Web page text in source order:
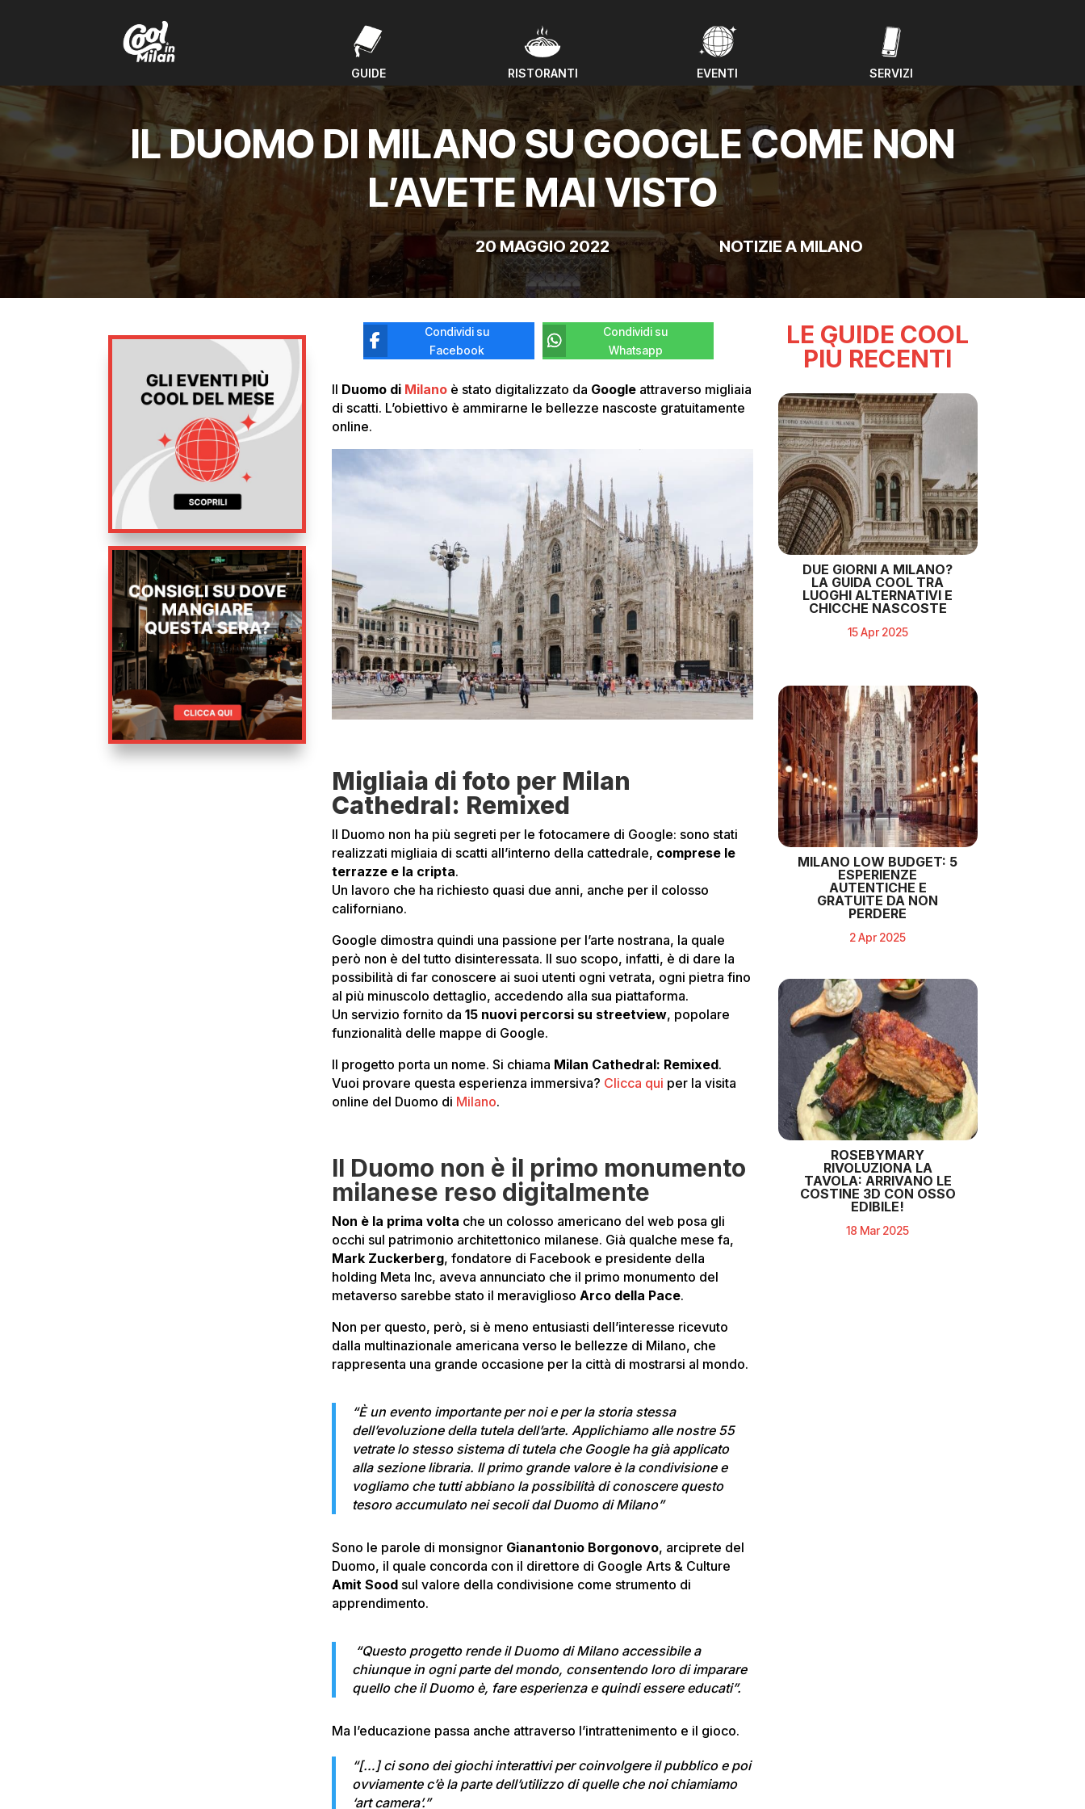
GUIDE RISTORANTI EVENTI SERVIZI
IL DUOMO DI MILANO SU GOOGLE COME NON
L’AVETE MAI VISTO
20 MAGGIO 2022 NOTIZIE A MILANO
Condividi su
Facebook
Condividi su
Whatsapp
Il Duomo di Milano è stato digitalizzato da Google attraverso migliaia
di scatti. L’obiettivo è ammirarne le bellezze nascoste gratuitamente
online.
Migliaia di foto per Milan
Cathedral: Remixed
Il Duomo non ha più segreti per le fotocamere di Google: sono stati
realizzati migliaia di scatti all’interno della cattedrale, comprese le
terrazze e la cripta.
Un lavoro che ha richiesto quasi due anni, anche per il colosso
californiano.
Google dimostra quindi una passione per l’arte nostrana, la quale
però non è del tutto disinteressata. Il suo scopo, infatti, è di dare la
possibilità di far conoscere ai suoi utenti ogni vetrata, ogni pietra fino
al più minuscolo dettaglio, accedendo alla sua piattaforma.
Un servizio fornito da15 nuovi percorsi su streetview, popolare
funzionalità delle mappe di Google.
Il progetto porta un nome. Si chiama Milan Cathedral: Remixed.
Vuoi provare questa esperienza immersiva? Clicca qui per la visita
online del Duomo di Milano.
Il Duomo non è il primo monumento
milanese reso digitalmente
Non è la prima volta che un colosso americano del web posa gli
occhi sul patrimonio architettonico milanese. Già qualche mese fa,
Mark Zuckerberg, fondatore di Facebook e presidente della
holding Meta Inc, aveva annunciato che il primo monumento del
metaverso sarebbe stato il meravigliosoArco della Pace.
Non per questo, però, si è meno entusiasti dell’interesse ricevuto
dalla multinazionale americana verso le bellezze di Milano, che
rappresenta una grande occasione per la città di mostrarsi al mondo.
“È un evento importante per noi e per la storia stessa
dell’evoluzione della tutela dell’arte. Applichiamo alle nostre 55
vetrate lo stesso sistema di tutela che Google ha già applicato
alla sezione libraria. Il primo grande valore è la condivisione e
vogliamo che tutti abbiano la possibilità di conoscere questo
tesoro accumulato nei secoli dal Duomo di Milano”
Sono le parole di monsignor Gianantonio Borgonovo, arciprete del
Duomo, il quale concorda con il direttore di Google Arts & Culture
Amit Sood sul valore della condivisione come strumento di
apprendimento.
“Questo progetto rende il Duomo di Milano accessibile a
chiunque in ogni parte del mondo, consentendo loro di imparare
quello che il Duomo è, fare esperienza e quindi essere educati”.
Ma l’educazione passa anche attraverso l’intrattenimento e il gioco.
“[…] ci sono dei giochi interattivi per coinvolgere il pubblico e poi
ovviamente c’è la parte dell’utilizzo di quelle che noi chiamiamo
‘art camera’.”
LE GUIDE COOL
PIÙ RECENTI
DUE GIORNI A MILANO?
LA GUIDA COOL TRA
LUOGHI ALTERNATIVI E
CHICCHE NASCOSTE
15 Apr 2025
MILANO LOW BUDGET: 5
ESPERIENZE
AUTENTICHE E
GRATUITE DA NON
PERDERE
2 Apr 2025
ROSEBYMARY
RIVOLUZIONA LA
TAVOLA: ARRIVANO LE
COSTINE 3D CON OSSO
EDIBILE!
18 Mar 2025